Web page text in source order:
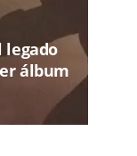
legado
álbum